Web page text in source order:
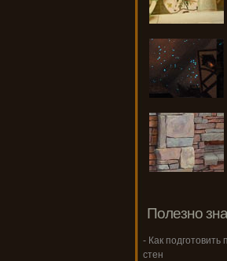
Полезно
- Как подготовить
стен